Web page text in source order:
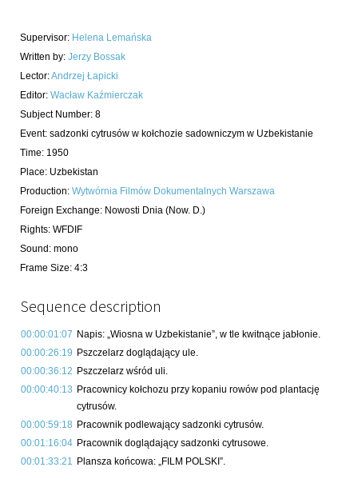
Supervisor: Helena Lemańska
Written by: Jerzy Bossak
Lector:Andrzej Łapicki
Editor: Wacław Kaźmierczak
Subject Number: 8
Event: sadzonki cytrusów w kołchozie sadowniczym w Uzbekistanie
Time: 1950
Place: Uzbekistan
Production: Wytwórnia Filmów Dokumentalnych Warszawa
Foreign Exchange: Nowosti Dnia (Now. D.)
Rights: WFDIF
Sound : mono
Frame Size: 4:3
Sequence description
00:00:01:07 Napis: „Wiosna w Uzbekistanie”, w tle kwitnące jabłonie.
00:00:26:19 Pszczelarz doglądający ule.
00:00:36:12 Pszczelarz wśród uli.
00:00:40:13 Pracownicy kołchozu przy kopaniu rowów pod plantację
cytrusów.
00:00:59:18 Pracownik podlewający sadzonki cytrusów.
00:01:16:04 Pracownik doglądający sadzonki cytrusowe.
00:01:33:21 Plansza końcowa: „FILM POLSKI”.